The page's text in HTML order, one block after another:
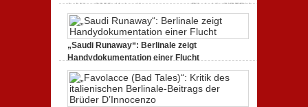
1. März 2020,Keine Kommentarezu Filmkritik SIBERIA:
Die Geister tanzen weiter
„Saudi Runaway“: Berlinale zeigt
Handydokumentation einer Flucht
27. Februar 2020, Keine Kommentarezu „Saudi
Runaway“: Berlinale zeigt Handydokumentation einer
Flucht